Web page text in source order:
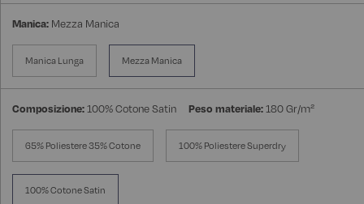
Manica: Mezza Manica
Manica Lunga Mezza Manica
Composizione:100% Cotone Satin Peso materiale:180 Gr/m²
65% Poliestere 35% Cotone 100% Poliestere Superdry
100% Cotone Satin